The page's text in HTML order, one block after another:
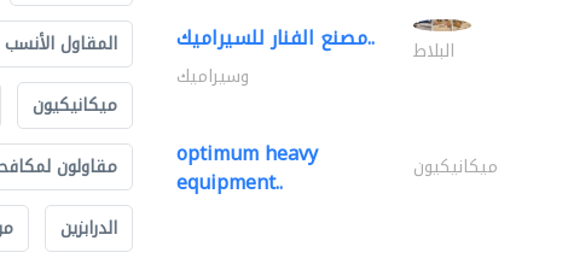
المقاول الأنسب
ميكانيكيون
مقاولون
الدرابزين
مصنع الفنار للسيراميك.. البلاط
وسيراميك
optimum heavy
equipment.. ميكانيكيون